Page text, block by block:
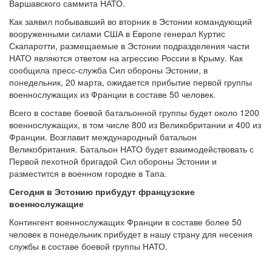
Варшавского саммита НАТО.
Как заявил побывавший во вторник в Эстонии командующий
вооруженными силами США в Европе генерал Куртис
Скапаротти, размещаемые в Эстонии подразделения части
НАТО являются ответом на агрессию России в Крыму. Как
сообщила пресс-служба Сил обороны Эстонии, в
понедельник, 20 марта, ожидается прибытие первой группы
военнослужащих из Франции в составе 50 человек.
Всего в составе боевой батальонной группы будет около 1200
военнослужащих, в том числе 800 из Великобритании и 400 из
Франции. Возглавит международный батальон
Великобритания. Батальон НАТО будет взаимодействовать с
Первой пехотной бригадой Сил обороны Эстонии и
разместится в военном городке в Тапа.
Сегодня в Эстонию прибудут французские
военнослужащие
Контингент военнослужащих Франции в составе более 50
человек в понедельник прибудет в нашу страну для несения
службы в составе боевой группы НАТО.